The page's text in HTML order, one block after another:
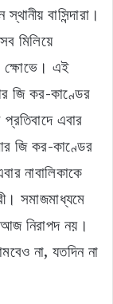
বাসিন্দারা।
মিলিয়ে
ক্ষোভে। এই
জি কর-কাণ্ডের
এবার
জি কর-কাণ্ডের
নাবালিকাকে
সমাজমাধ্যমে
নিরাপদ নয়।
না, যতদিন না